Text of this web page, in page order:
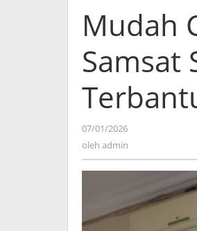
Mudah
Samsat
07/01/2026
oleh admin